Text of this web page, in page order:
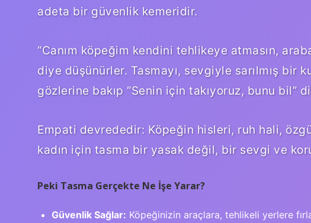
adeta bir güvenlik kemeridir.
“Canım köpeğim kendini tehlikeye atmasın,
diye düşünürler. Tasmayı, sevgiyle sarılmış bir
gözlerine bakıp “Senin için takıyoruz, bunu bil”
Empati devrededir: Köpeğin hisleri, ruh hali,
kadın için tasma bir yasak değil, bir sevgi ve
Peki Tasma Gerçekte Ne İşe Yarar?
Güvenlik Sağlar: Köpeğinizin araçlara, tehlikeli yerlere